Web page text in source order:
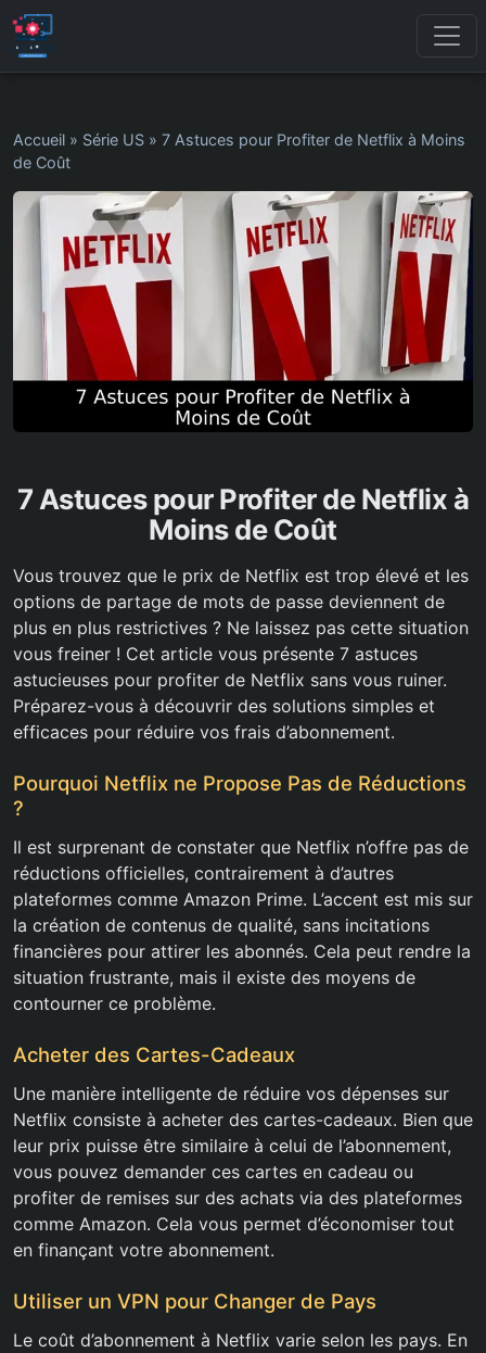
Accueil » Série US » 7 Astuces pour Profiter de Netflix à Moins
de Coût
7 Astuces pour Profiter de Netflix à
Moins de Coût
Vous trouvez que le prix de Netflix est trop élevé et les
options de partage de mots de passe deviennent de
plus en plus restrictives ? Ne laissez pas cette situation
vous freiner ! Cet article vous présente 7 astuces
astucieuses pour profiter de Netflix sans vous ruiner.
Préparez-vous à découvrir des solutions simples et
efficaces pour réduire vos frais d’abonnement.
Pourquoi Netflix ne Propose Pas de Réductions
?
Il est surprenant de constater que Netflix n’offre pas de
réductions officielles, contrairement à d’autres
plateformes comme Amazon Prime. L’accent est mis sur
la création de contenus de qualité, sans incitations
financières pour attirer les abonnés. Cela peut rendre la
situation frustrante, mais il existe des moyens de
contourner ce problème.
Acheter des Cartes-Cadeaux
Une manière intelligente de réduire vos dépenses sur
Netflix consiste à acheter des cartes-cadeaux. Bien que
leur prix puisse être similaire à celui de l’abonnement,
vous pouvez demander ces cartes en cadeau ou
profiter de remises sur des achats via des plateformes
comme Amazon. Cela vous permet d’économiser tout
en finançant votre abonnement.
Utiliser un VPN pour Changer de Pays
Le coût d’abonnement à Netflix varie selon les pays. En